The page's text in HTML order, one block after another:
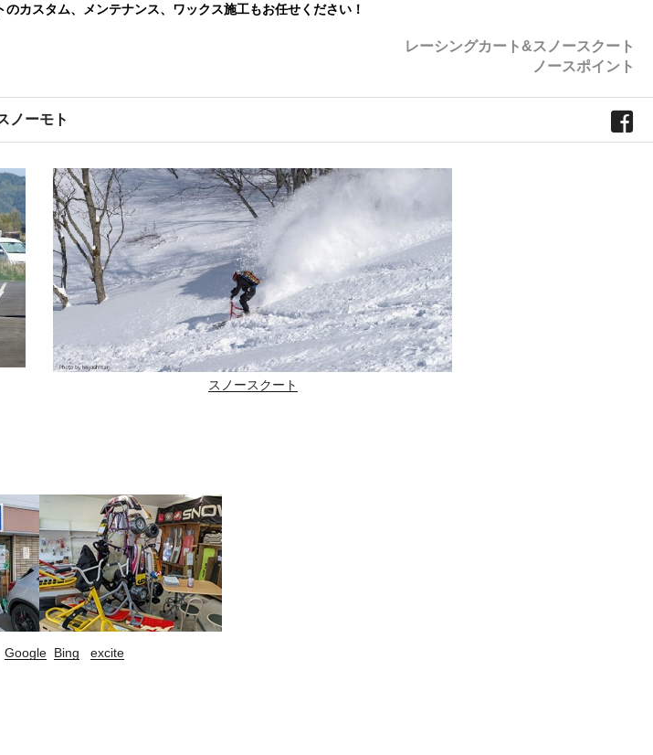
カスタム、メンテナンス、ワックス施工もお任せください！
レーシングカート&スノースクート
ノースポイント
ノーモト
スノースクート
Google Bing excite